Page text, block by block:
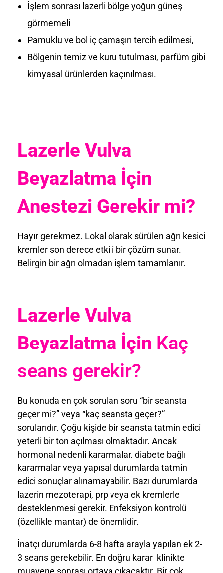
İşlem sonrası lazerli bölge yoğun güneş
görmemeli
Pamuklu ve bol iç çamaşırı tercih edilmesi,
Bölgenin temiz ve kuru tutulması, parfüm gibi
kimyasal ürünlerden kaçınılması.
Lazerle Vulva
Beyazlatma İçin
Anestezi Gerekir mi?
Hayır gerekmez. Lokal olarak sürülen ağrı kesici
kremler son derece etkili bir çözüm sunar.
Belirgin bir ağrı olmadan işlem tamamlanır.
Lazerle Vulva
Beyazlatma İçin Kaç
seans gerekir?
Bu konuda en çok sorulan soru “bir seansta
geçer mi?” veya “kaç seansta geçer?”
sorularıdır. Çoğu kişide bir seansta tatmin edici
yeterli bir ton açılması olmaktadır. Ancak
hormonal nedenli kararmalar, diabete bağlı
kararmalar veya yapısal durumlarda tatmin
edici sonuçlar alınamayabilir. Bazı durumlarda
lazerin mezoterapi, prp veya ek kremlerle
desteklenmesi gerekir. Enfeksiyon kontrolü
(özellikle mantar) de önemlidir.
İnatçı durumlarda 6-8 hafta arayla yapılan ek 2-
3 seans gerekebilir. En doğru karar klinikte